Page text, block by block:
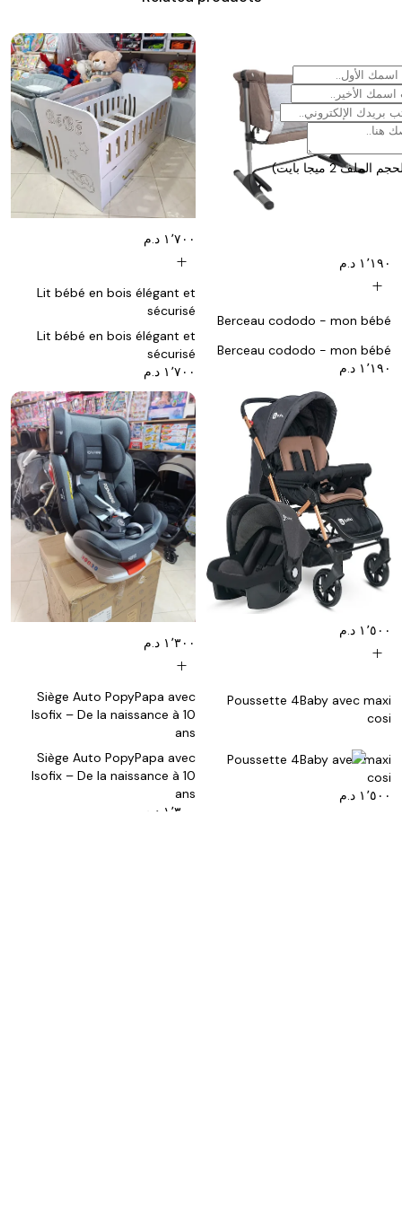
2 ميجا بايت)
١٬١٩٠ د.م
add
Berceau cododo - mon bébé
Berceau cododo - mon bébé
١٬١٩٠ د.م
١٬٧٠٠ د.م
add
Lit bébé en bois élégant et
sécurisé
Lit bébé en bois élégant et
sécurisé
١٬٧٠٠ د.م
١٬٥٠٠ د.م
add
Poussette 4Baby avec maxi
cosi
Poussette 4Baby avec maxi
cosi
١٬٥٠٠ د.م
١٬٣٠٠ د.م
add
Siège Auto PopyPapa avec
Isofix – De la naissance à 10
ans
Siège Auto PopyPapa avec
Isofix – De la naissance à 10
ans
١٬٣٠٠ د.م